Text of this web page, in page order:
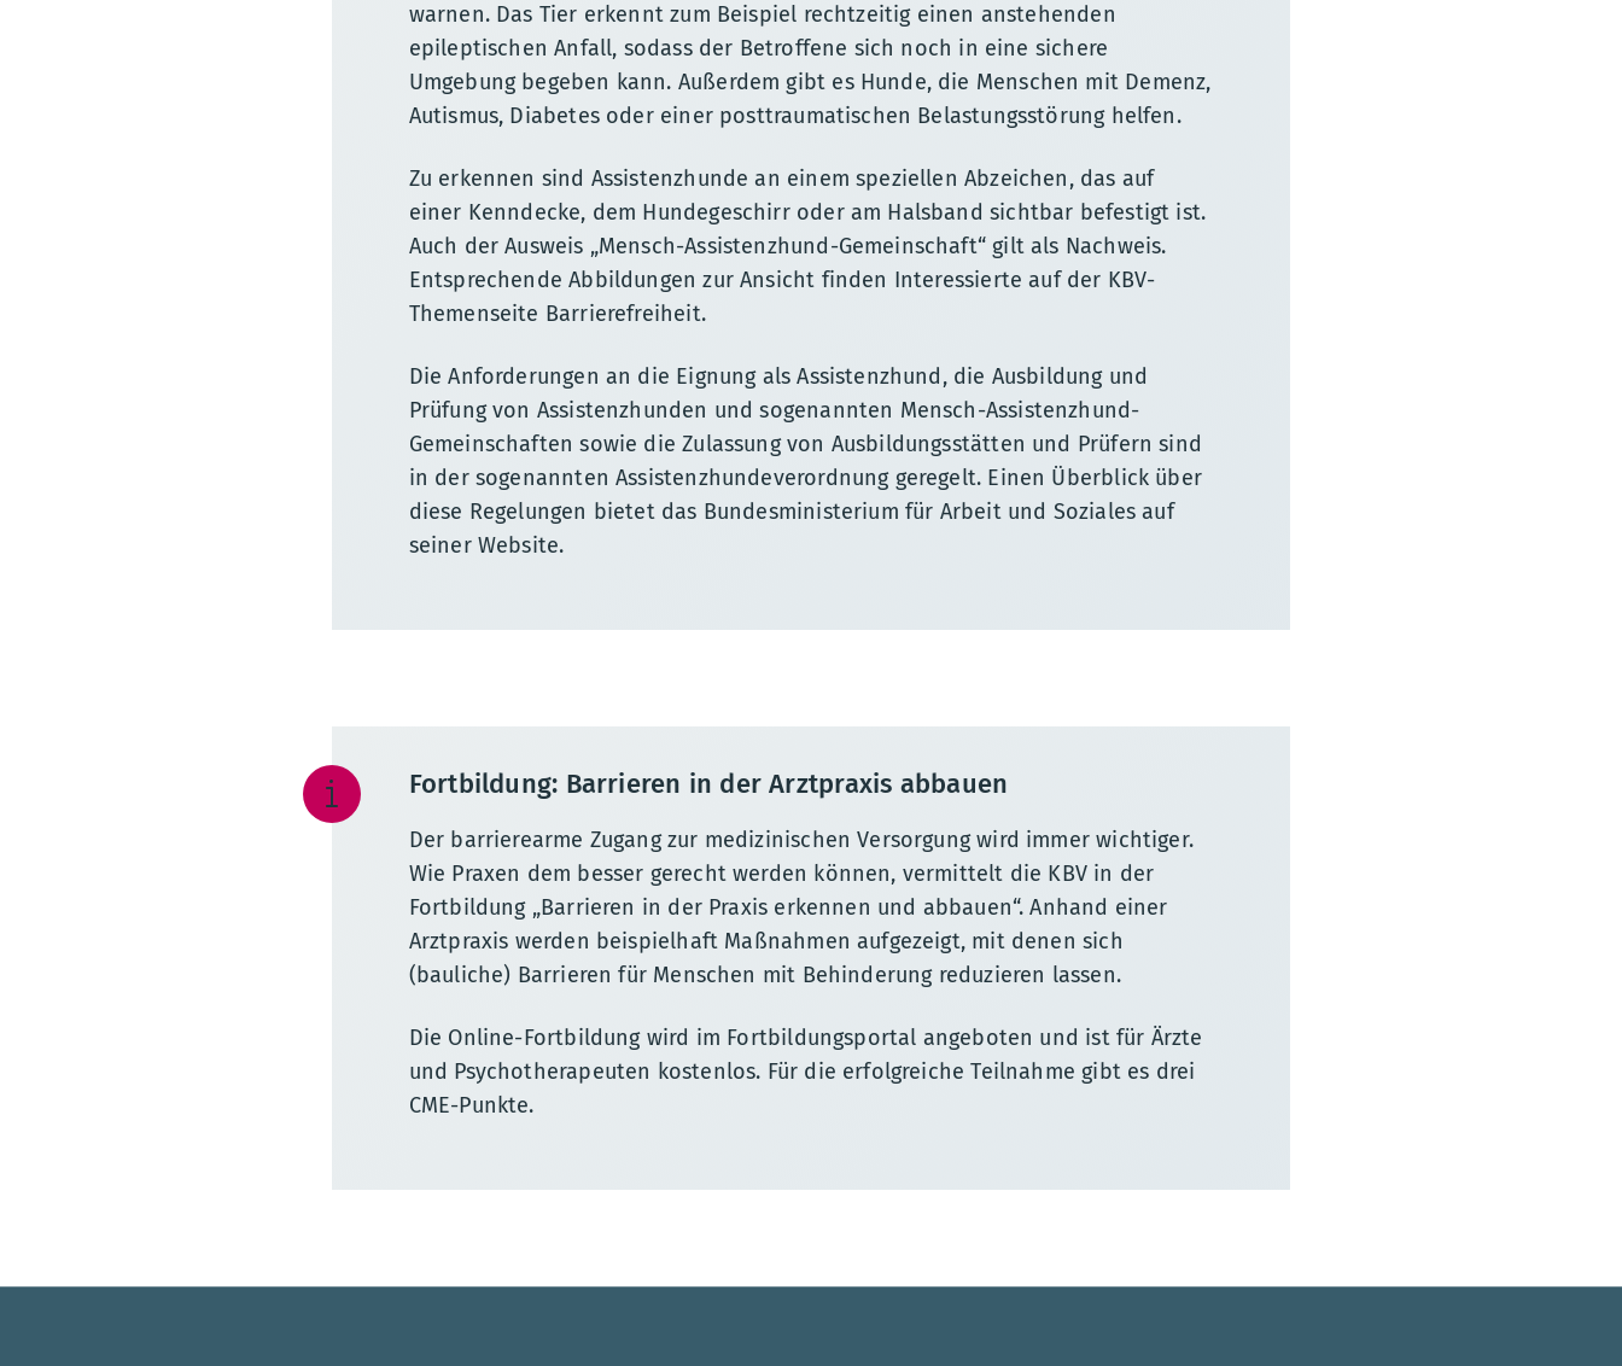
warnen. Das Tier erkennt zum Beispiel rechtzeitig einen anstehenden
epileptischen Anfall, sodass der Betroffene sich noch in eine sichere
Umgebung begeben kann. Außerdem gibt es Hunde, die Menschen mit Demenz,
Autismus, Diabetes oder einer posttraumatischen Belastungsstörung helfen.
Zu erkennen sind Assistenzhunde an einem speziellen Abzeichen, das auf
einer Kenndecke, dem Hundegeschirr oder am Halsband sichtbar befestigt ist.
Auch der Ausweis „Mensch-Assistenzhund-Gemeinschaft“ gilt als Nachweis.
Entsprechende Abbildungen zur Ansicht finden Interessierte auf der KBV-
Themenseite Barrierefreiheit.
Die Anforderungen an die Eignung als Assistenzhund, die Ausbildung und
Prüfung von Assistenzhunden und sogenannten Mensch-Assistenzhund-
Gemeinschaften sowie die Zulassung von Ausbildungsstätten und Prüfern sind
in der sogenannten Assistenzhundeverordnung geregelt. Einen Überblick über
diese Regelungen bietet das Bundesministerium für Arbeit und Soziales auf
seiner Website.
Fortbildung: Barrieren in der Arztpraxis abbauen
Der barrierearme Zugang zur medizinischen Versorgung wird immer wichtiger.
Wie Praxen dem besser gerecht werden können, vermittelt die KBV in der
Fortbildung „Barrieren in der Praxis erkennen und abbauen“. Anhand einer
Arztpraxis werden beispielhaft Maßnahmen aufgezeigt, mit denen sich
(bauliche) Barrieren für Menschen mit Behinderung reduzieren lassen.
Die Online-Fortbildung wird im Fortbildungsportal angeboten und ist für Ärzte
und Psychotherapeuten kostenlos. Für die erfolgreiche Teilnahme gibt es drei
CME-Punkte.